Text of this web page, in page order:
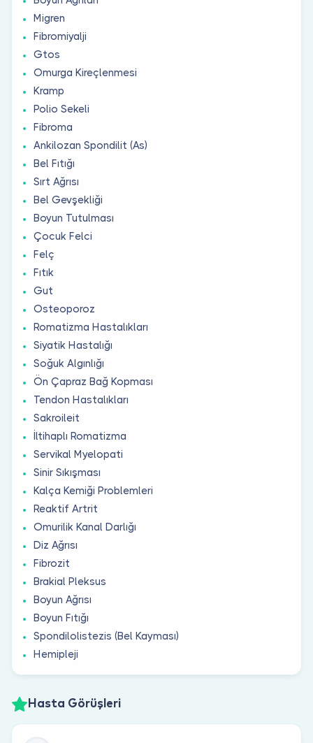
Migren
Fibromiyalji
Gtos
Omurga Kireçlenmesi
Kramp
Polio Sekeli
Fibroma
Ankilozan Spondilit (As)
Bel Fıtığı
Sırt Ağrısı
Bel Gevşekliği
Boyun Tutulması
Çocuk Felci
Felç
Fıtık
Gut
Osteoporoz
Romatizma Hastalıkları
Siyatik Hastalığı
Soğuk Algınlığı
Ön Çapraz Bağ Kopması
Tendon Hastalıkları
Sakroileit
İltihaplı Romatizma
Servikal Myelopati
Sinir Sıkışması
Kalça Kemiği Problemleri
Reaktif Artrit
Omurilik Kanal Darlığı
Diz Ağrısı
Fibrozit
Brakial Pleksus
Boyun Ağrısı
Boyun Fıtığı
Spondilolistezis (Bel Kayması)
Hemipleji
Hasta Görüşleri